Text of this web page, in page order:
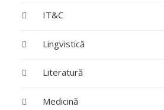
IT&C
Lingvistică
Literatură
Medicină